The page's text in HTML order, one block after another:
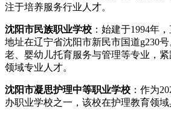
注于培养服务行业人才。
沈阳市民族职业学校 ：始建于1994年
地址在辽宁省沈阳市新民市国道g230
老、婴幼儿托育服务与管理等专业，
领域专业人才。
沈阳市凝思护理中等职业学校 ：作为
办职业学校之一，该校在护理教育领域